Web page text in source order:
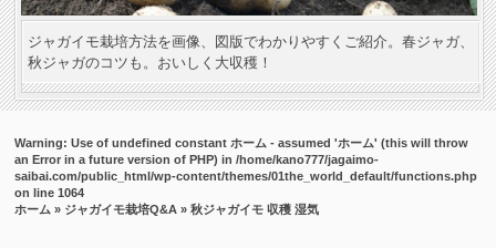
ジャガイモ栽培方法を画像、図版でわかりやすくご紹介。春ジャガ、
秋ジャガのコツも。おいしく大収穫！
Warning: Use of undefined constant ホーム - assumed 'ホーム' (this will throw
an Error in a future version of PHP) in/home/kano777/jagaimo-
saibai.com/public_html/wp-content/themes/01the_world_default/functions.php
on line1064
ホーム » ジャガイモ栽培Q&A » 秋ジャガイモ 収穫 湿気